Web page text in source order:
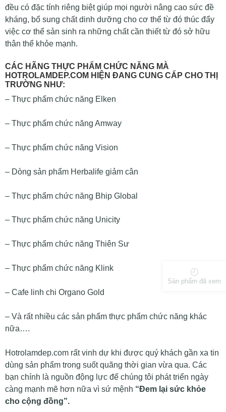
đều có đặc tính riêng biệt giúp mọi người nâng cao sức đề
kháng, bổ sung chất dinh dưỡng cho cơ thể từ đó thúc đẩy
việc cơ thể sản sinh ra những chất cần thiết từ đó sở hữu
thân thể khỏe mạnh.
CÁC HÃNG THỰC PHẨM CHỨC NĂNG MÀ
HOTROLAMDEP.COM HIỆN ĐANG CUNG CẤP CHO THỊ
TRƯỜNG NHƯ:
– Thực phẩm chức năng Elken
– Thực phẩm chức năng Amway
– Thực phẩm chức năng Vision
– Dòng sản phẩm Herbalife giảm cân
– Thực phẩm chức năng Bhip Global
– Thực phẩm chức năng Unicity
– Thực phẩm chức năng Thiên Sư
– Thực phẩm chức năng Klink
– Cafe linh chi Organo Gold
– Và rất nhiều các sản phẩm thực phẩm chức năng khác
nữa….
Hotrolamdep.com rất vinh dự khi được quý khách gần xa tin
dùng sản phẩm trong suốt quãng thời gian vừa qua. Các
bạn chính là nguồn động lực để chúng tôi phát triển ngày
càng mạnh mẽ hơn nữa vì sứ mệnh “Đem lại sức khỏe
cho cộng đồng”.
Sản phẩm đã xem